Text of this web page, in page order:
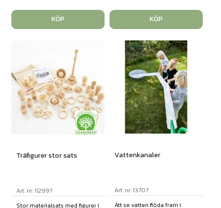
KÖP KÖP
Träfigurer stor sats
Art. nr: 112997
Stor materialsats med figurer i
Vattenkanaler
Art. nr: 13707
Att se vatten flöda fram i